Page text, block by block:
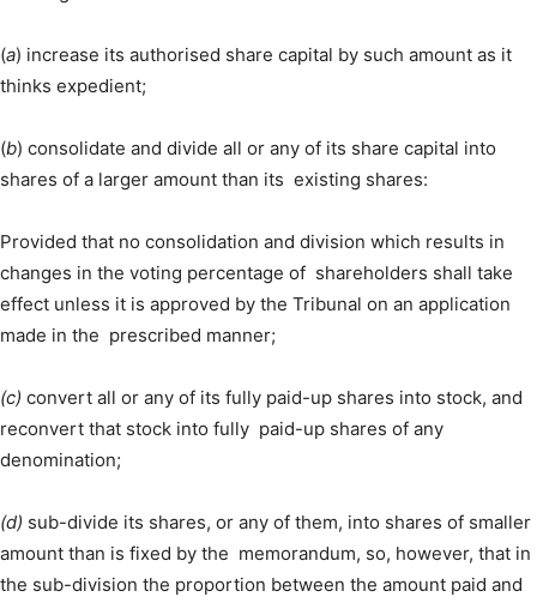
(a) increase its authorised share capital by such amount as it
thinks expedient;
(b) consolidate and divide all or any of its share capital into
shares of a larger amount than its existing shares:
Provided that no consolidation and division which results in
changes in the voting percentage of shareholders shall take
effect unless it is approved by the Tribunal on an application
made in the prescribed manner;
(c) convert all or any of its fully paid-up shares into stock, and
reconvert that stock into fully paid-up shares of any
denomination;
(d) sub-divide its shares, or any of them, into shares of smaller
amount than is fixed by the memorandum, so, however, that in
the sub-division the proportion between the amount paid and